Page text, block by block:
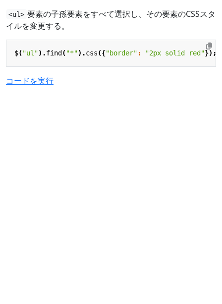
<ul> 要素の子孫要素をすべて選択し、その要素のCSSスタ
イルを変更する。
$("ul").find ("*").css({"border" : "2px solid red"});
コードを実行